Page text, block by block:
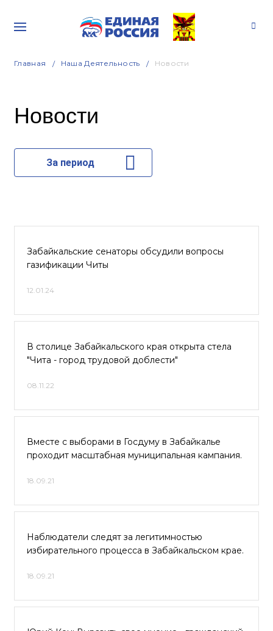
Главная Наша Деятельность Новости
Новости
За период
Забайкальские сенаторы обсудили вопросы
газификации Читы
12.01.24
В столице Забайкальского края открыта стела
"Чита - город трудовой доблести"
08.11.22
Вместе с выборами в Госдуму в Забайкалье
проходит масштабная муниципальная кампания.
18.09.21
Наблюдатели следят за легитимностью
избирательного процесса в Забайкальском крае.
18.09.21